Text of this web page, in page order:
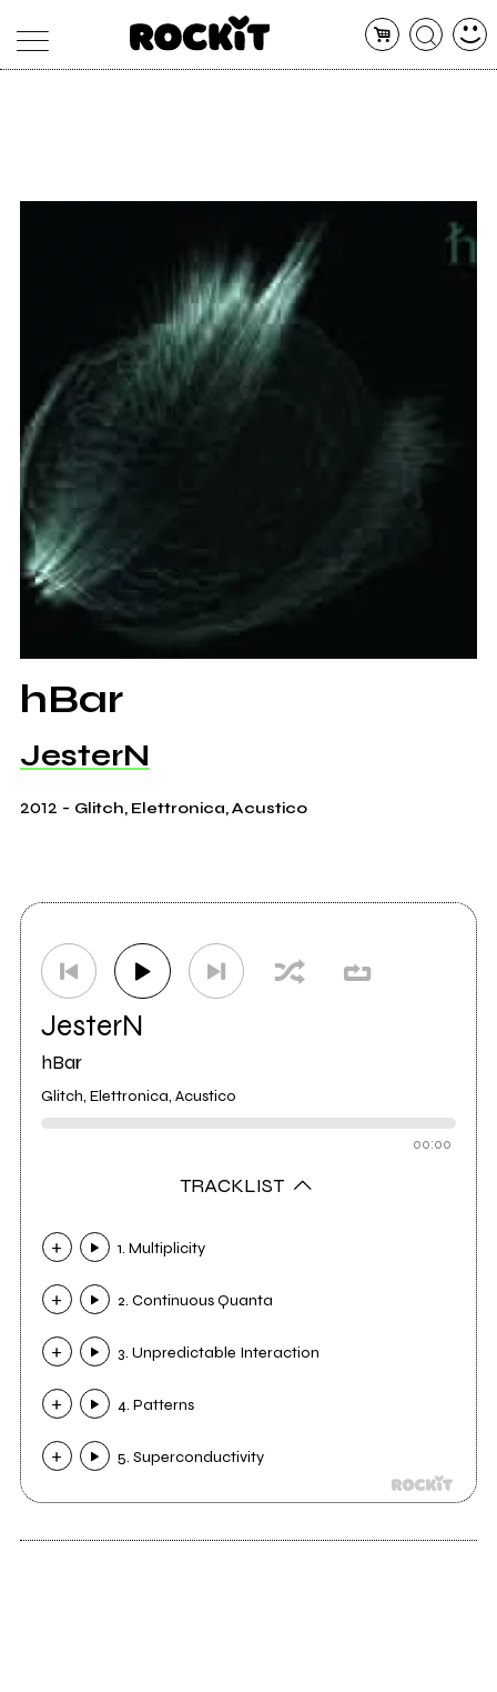
CONCERTI
hBar
JesterN
2012 - Glitch, Elettronica, Acustico
JesterN
hBar
Glitch, Elettronica, Acustico
00:00
TRACKLIST
1. Multiplicity
2. Continuous Quanta
3. Unpredictable Interaction
4. Patterns
5. Superconductivity